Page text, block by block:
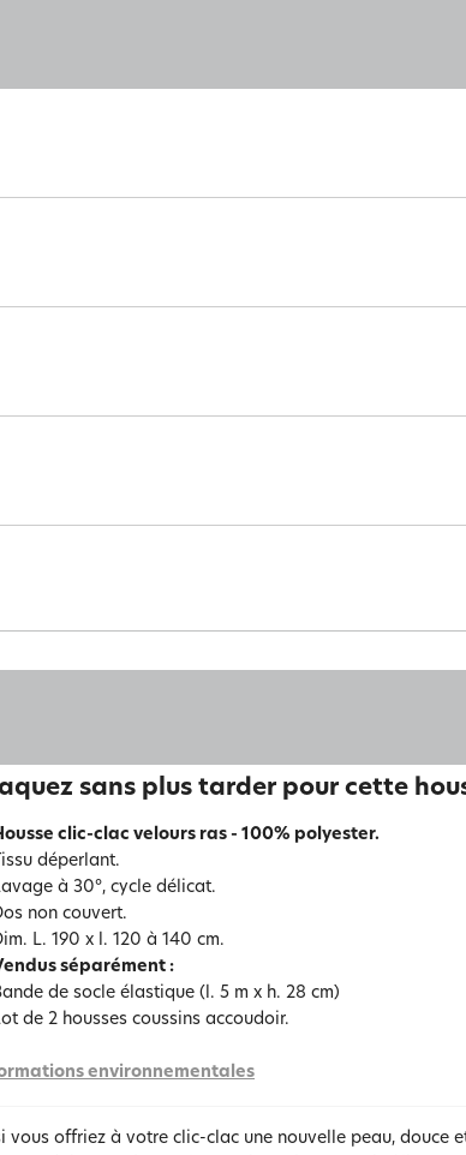
sans plus tarder pour cette
clic-clac velours ras - 100% polyester.
déperlant.
à 30°, cycle délicat.
non couvert.
L. 190 x l. 120 à 140 cm.
séparément :
de socle élastique (l. 5 m x h. 28 cm)
de 2 housses coussins accoudoir.
environnementales
vous offriez à votre clic-clac une nouvelle peau, douce